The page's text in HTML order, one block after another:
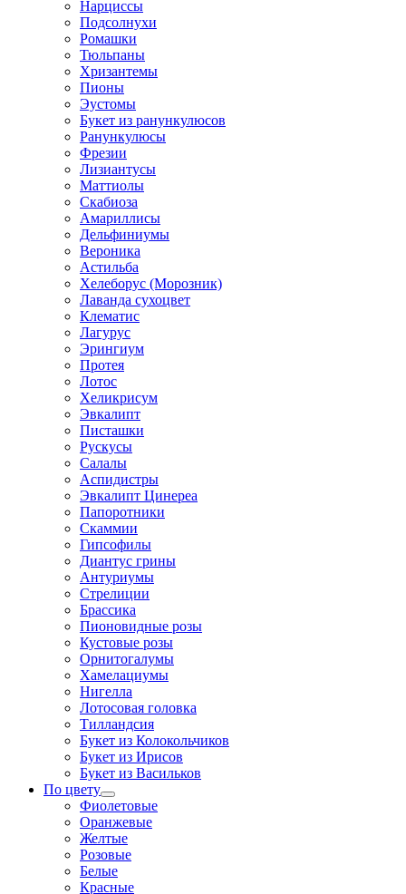
Нарциссы
Подсолнухи
Ромашки
Тюльпаны
Хризантемы
Пионы
Эустомы
Букет из ранункулюсов
Ранункулюсы
Фрезии
Лизиантусы
Маттиолы
Скабиоза
Амариллисы
Дельфиниумы
Вероника
Астильба
Хелеборус (Морозник)
Лаванда сухоцвет
Клематис
Лагурус
Эрингиум
Протея
Лотос
Хеликрисум
Эвкалипт
Писташки
Рускусы
Салалы
Аспидистры
Эвкалипт Цинереа
Папоротники
Скаммии
Гипсофилы
Диантус грины
Антуриумы
Стрелиции
Брассика
Пионовидные розы
Кустовые розы
Орнитогалумы
Хамелациумы
Нигелла
Лотосовая головка
Тилландсия
Букет из Колокольчиков
Букет из Ирисов
Букет из Васильков
По цвету
Фиолетовые
Оранжевые
Желтые
Розовые
Белые
Красные